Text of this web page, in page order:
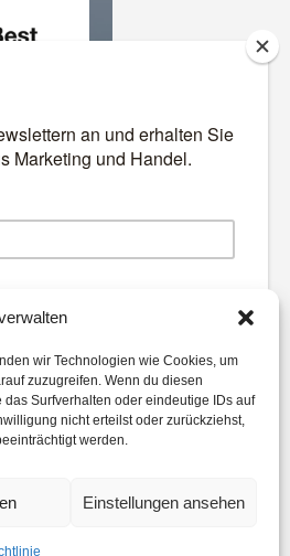
wir Technologien wie Cookies, um
zuzugreifen. Wenn du diesen
Surfverhalten oder eindeutige IDs auf
nicht erteilst oder zurückziehst,
werden.
Einstellungen ansehen
Die
Händler